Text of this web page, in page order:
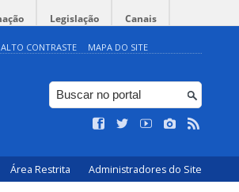
Legislação Canais
ALTO CONTRASTE MAPA DO SITE
Área Restrita Administradores do Site